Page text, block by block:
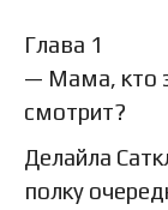
Глава 1
— Мама, кто
смотрит?
Делайла
полку